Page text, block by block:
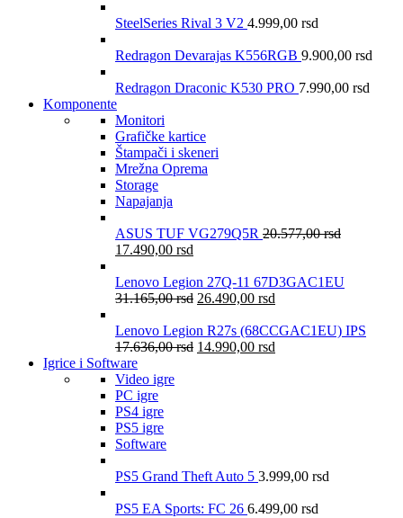
SteelSeries Rival 3 V2 4.999,00 rsd
Redragon Devarajas K556RGB 9.900,00 rsd
Redragon Draconic K530 PRO 7.990,00 rsd
Komponente
Monitori
Grafičke kartice
Štampači i skeneri
Mrežna Oprema
Storage
Napajanja
ASUS TUF VG279Q5R 20.577,00rsd
17.490,00 rsd
Lenovo Legion 27Q-11 67D3GAC1EU
31.165,00rsd 26.490,00 rsd
Lenovo Legion R27s (68CCGAC1EU) IPS
17.636,00rsd 14.990,00 rsd
Igrice i Software
Video igre
PC igre
PS4 igre
PS5 igre
Software
PS5 Grand Theft Auto 5 3.999,00 rsd
PS5 EA Sports: FC 26 6.499,00 rsd